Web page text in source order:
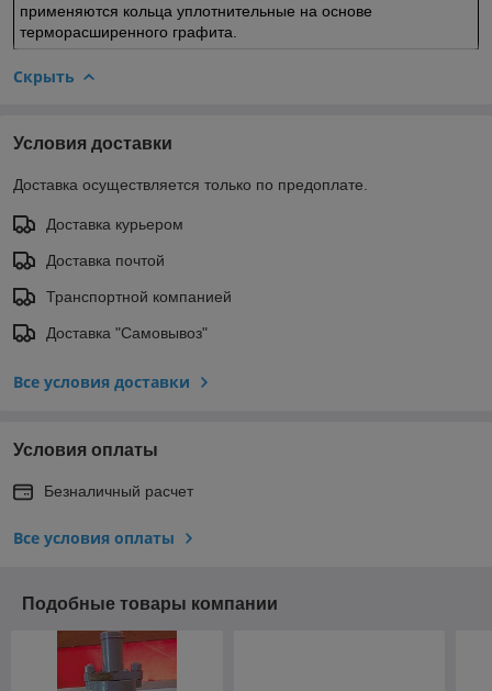
применяются кольца уплотнительные на основе
терморасширенного графита.
Скрыть
Условия доставки
Доставка осуществляется только по предоплате.
Доставка курьером
Доставка почтой
Транспортной компанией
Доставка "Самовывоз"
Все условия доставки
Условия оплаты
Безналичный расчет
Все условия оплаты
Подобные товары компании